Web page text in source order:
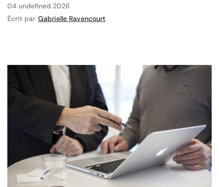
04 undefined 2026
Écrit par Gabrielle Ravencourt